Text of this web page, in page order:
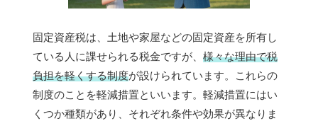
固定資産税は、土地や家屋などの固定資産を所有し
ている人に課せられる税金ですが、 様々な理由で税
負担を軽くする制度が設けられています。これらの
制度のことを軽減措置といいます。軽減措置にはい
くつか種類があり、それぞれ条件や効果が異なりま